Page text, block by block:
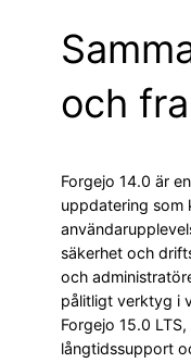
och
Forgejo 14.0 är
uppdatering som
säkerhet och
och
pålitligt verktyg i
Forgejo 15.0
långtidssupport